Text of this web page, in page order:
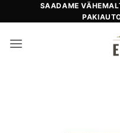
to
SAADAME